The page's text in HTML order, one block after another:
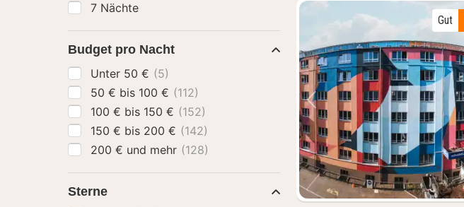
Vorheriges Bild
Gut
7 Nächte
Budget pro Nacht
Unter 50 € (5)
50 € bis 100 € (112)
100 € bis 150 € (152)
150 € bis 200 € (142)
200 € und mehr (128)
Sterne